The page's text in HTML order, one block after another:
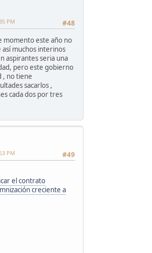
#48
PM
momento este año no
así muchos interinos
aspirantes seria una
pero este gobierno
, no tiene
sacarlos ,
cada dos por tres
#49
PM
el contrato
creciente a